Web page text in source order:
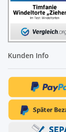
Kunden Info